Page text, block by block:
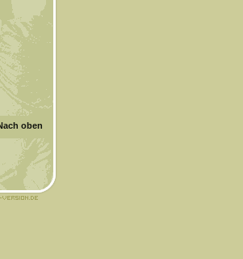
oben